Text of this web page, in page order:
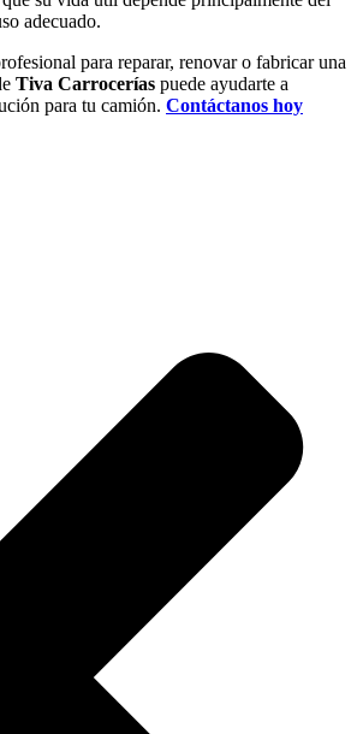
adecuado.
para reparar, renovar o fabricar una
Tiva Carrocerías puede ayudarte a
para tu camión. Contáctanos hoy